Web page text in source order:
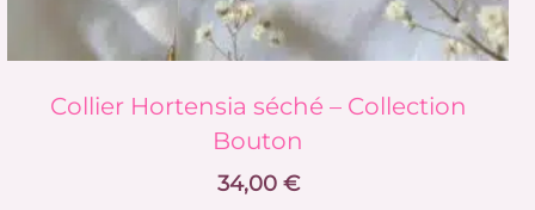
Collier Hortensia séché – Collection
Bouton
34,00 €